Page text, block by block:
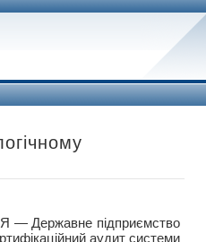
Державне підприємство
аудит системи